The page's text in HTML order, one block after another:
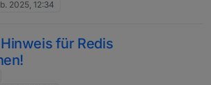
2025, 12:34
für Redis